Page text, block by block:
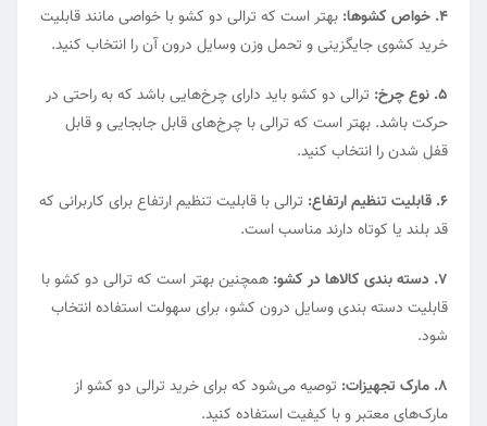
4. خواص کشوها:
بهتر است که ترالی دو کشو با خواصی مانند قابلیت
خرید کشوی جایگزینی و تحمل وزن وسایل درون آن را انتخاب کنید.
5. نوع چرخ:
ترالی دو کشو باید دارای چرخ‌هایی باشد که به راحتی در
حرکت باشد. بهتر است که ترالی با چرخ‌های قابل جابجایی و قابل
قفل شدن را انتخاب کنید.
6. قابلیت تنظیم ارتفاع:
ترالی با قابلیت تنظیم ارتفاع برای کاربرانی که
قد بلند یا کوتاه دارند مناسب است.
7. دسته بندی کالاها در کشو:
همچنین بهتر است که ترالی دو کشو با
قابلیت دسته بندی وسایل درون کشو، برای سهولت استفاده انتخاب
شود.
8. مارک تجهیزات:
توصیه می‌شود که برای خرید ترالی دو کشو از
مارک‌های معتبر و با کیفیت استفاده کنید.